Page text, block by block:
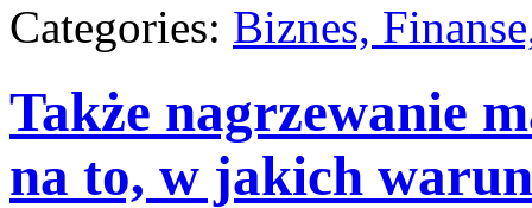
Categories: Biznes,
Także nagrzewanie
na to, w jakich